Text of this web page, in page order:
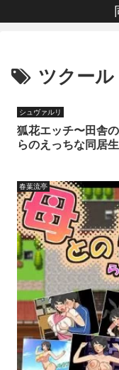
ツクール
シュヴァルリ
狐花エッチ〜田舎
らのえっちな同居
春葉流亭